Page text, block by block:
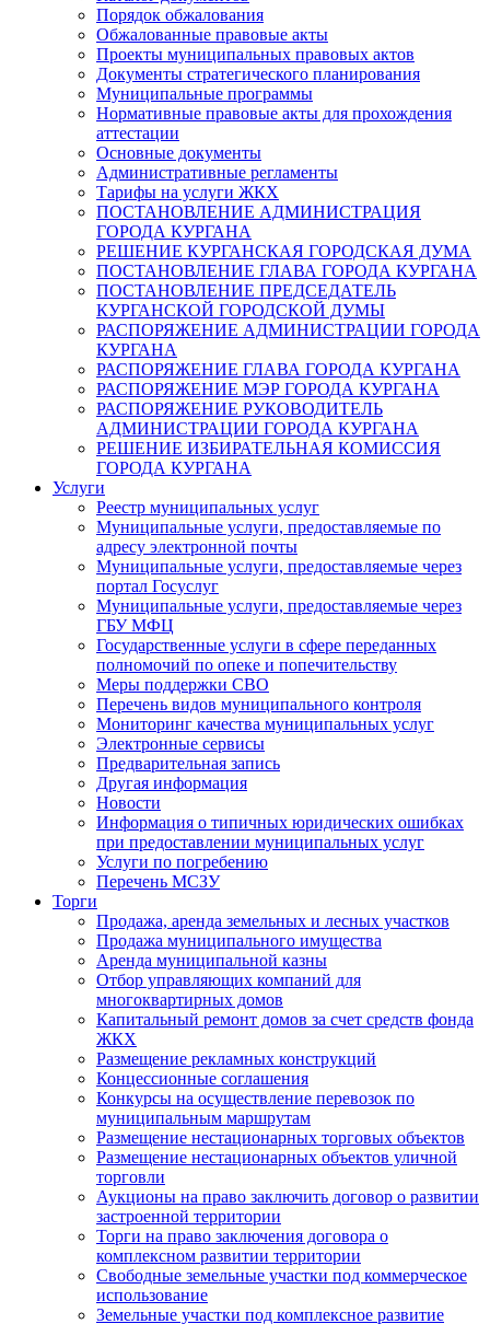
Порядок обжалования
Обжалованные правовые акты
Проекты муниципальных правовых актов
Документы стратегического планирования
Муниципальные программы
Нормативные правовые акты для прохождения
аттестации
Основные документы
Административные регламенты
Тарифы на услуги ЖКХ
ПОСТАНОВЛЕНИЕ АДМИНИСТРАЦИЯ
ГОРОДА КУРГАНА
РЕШЕНИЕ КУРГАНСКАЯ ГОРОДСКАЯ ДУМА
ПОСТАНОВЛЕНИЕ ГЛАВА ГОРОДА КУРГАНА
ПОСТАНОВЛЕНИЕ ПРЕДСЕДАТЕЛЬ
КУРГАНСКОЙ ГОРОДСКОЙ ДУМЫ
РАСПОРЯЖЕНИЕ АДМИНИСТРАЦИИ ГОРОДА
КУРГАНА
РАСПОРЯЖЕНИЕ ГЛАВА ГОРОДА КУРГАНА
РАСПОРЯЖЕНИЕ МЭР ГОРОДА КУРГАНА
РАСПОРЯЖЕНИЕ РУКОВОДИТЕЛЬ
АДМИНИСТРАЦИИ ГОРОДА КУРГАНА
РЕШЕНИЕ ИЗБИРАТЕЛЬНАЯ КОМИССИЯ
ГОРОДА КУРГАНА
Услуги
Реестр муниципальных услуг
Муниципальные услуги, предоставляемые по
адресу электронной почты
Муниципальные услуги, предоставляемые через
портал Госуслуг
Муниципальные услуги, предоставляемые через
ГБУ МФЦ
Государственные услуги в сфере переданных
полномочий по опеке и попечительству
Меры поддержки СВО
Перечень видов муниципального контроля
Мониторинг качества муниципальных услуг
Электронные сервисы
Предварительная запись
Другая информация
Новости
Информация о типичных юридических ошибках
при предоставлении муниципальных услуг
Услуги по погребению
Перечень МСЗУ
Торги
Продажа, аренда земельных и лесных участков
Продажа муниципального имущества
Аренда муниципальной казны
Отбор управляющих компаний для
многоквартирных домов
Капитальный ремонт домов за счет средств фонда
ЖКХ
Размещение рекламных конструкций
Концессионные соглашения
Конкурсы на осуществление перевозок по
муниципальным маршрутам
Размещение нестационарных торговых объектов
Размещение нестационарных объектов уличной
торговли
Аукционы на право заключить договор о развитии
застроенной территории
Торги на право заключения договора о
комплексном развитии территории
Свободные земельные участки под коммерческое
использование
Земельные участки под комплексное развитие